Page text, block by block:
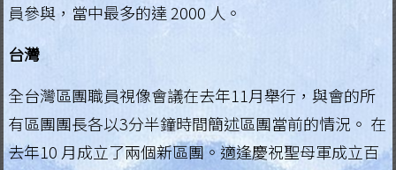
員參與，當中最多的達 2000 人。
台灣
全台灣區團職員視像會議在去年11月舉行，與會的所
有區團團長各以3分半鐘時間簡述區團當前的情況。 在
去年10 月成立了兩個新區團。適逢慶祝聖母軍成立百